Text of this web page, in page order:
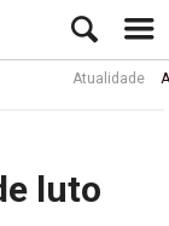
Atualidade Ator
luto